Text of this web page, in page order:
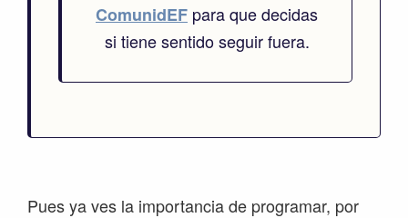
ComunidEF para que decidas
si tiene sentido seguir fuera.
Pues ya ves la importancia de programar, por